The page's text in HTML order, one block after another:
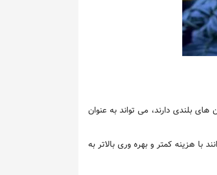
بلندی دارند، می تواند به عنوان
با هزینه کمتر و بهره وری بالاتر به